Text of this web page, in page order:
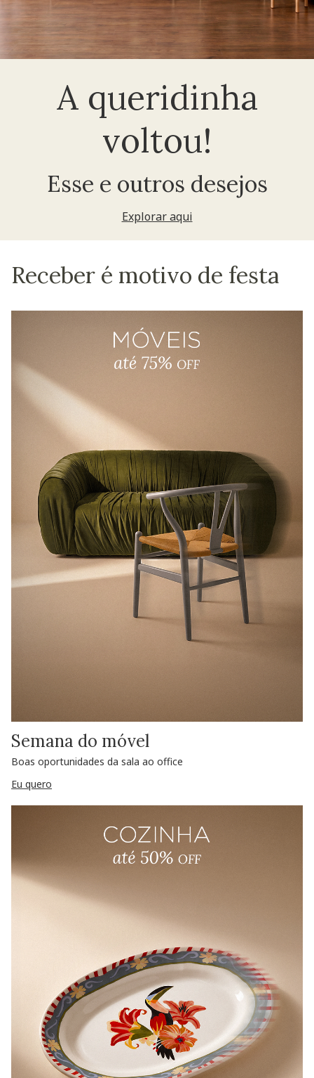
A queridinha
voltou!
Esse e outros desejos
Explorar aqui
Receber é motivo de festa
Semana do móvel
Boas oportunidades da sala ao office
Eu quero